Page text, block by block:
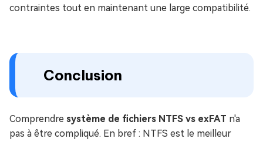
contraintes tout en maintenant une large compatibilité.
Conclusion
Comprendre système de fichiers NTFS vs exFAT n'a
pas à être compliqué. En bref : NTFS est le meilleur